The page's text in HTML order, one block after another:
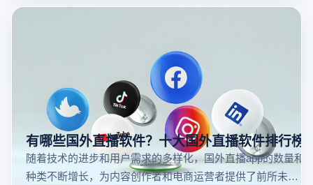
可以随时随地参与实时互动，无论是关注新闻事件、休
有哪些国外直播软件？十大国外直播软件排行榜
随着技术的进步和用户需求的多样化，国外直播app的数量和
种类不断增长，为内容创作者和电商运营者提供了前所未有